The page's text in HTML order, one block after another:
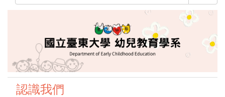
認識我們